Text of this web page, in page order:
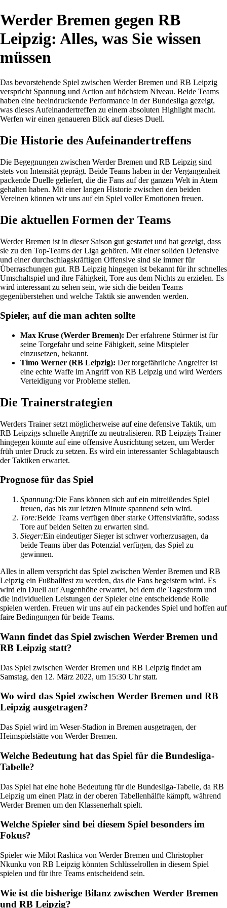
Werder Bremen gegen RB
Leipzig: Alles, was Sie wissen
müssen
Das bevorstehende Spiel zwischen Werder Bremen und RB Leipzig
verspricht Spannung und Action auf höchstem Niveau. Beide Teams
haben eine beeindruckende Performance in der Bundesliga gezeigt,
was dieses Aufeinandertreffen zu einem absoluten Highlight macht.
Werfen wir einen genaueren Blick auf dieses Duell.
Die Historie des Aufeinandertreffens
Die Begegnungen zwischen Werder Bremen und RB Leipzig sind
stets von Intensität geprägt. Beide Teams haben in der Vergangenheit
packende Duelle geliefert, die die Fans auf der ganzen Welt in Atem
gehalten haben. Mit einer langen Historie zwischen den beiden
Vereinen können wir uns auf ein Spiel voller Emotionen freuen.
Die aktuellen Formen der Teams
Werder Bremen ist in dieser Saison gut gestartet und hat gezeigt, dass
sie zu den Top-Teams der Liga gehören. Mit einer soliden Defensive
und einer durchschlagskräftigen Offensive sind sie immer für
Überraschungen gut. RB Leipzig hingegen ist bekannt für ihr schnelles
Umschaltspiel und ihre Fähigkeit, Tore aus dem Nichts zu erzielen. Es
wird interessant zu sehen sein, wie sich die beiden Teams
gegenüberstehen und welche Taktik sie anwenden werden.
Spieler, auf die man achten sollte
Max Kruse (Werder Bremen): Der erfahrene Stürmer ist für
seine Torgefahr und seine Fähigkeit, seine Mitspieler
einzusetzen, bekannt.
Timo Werner (RB Leipzig): Der torgefährliche Angreifer ist
eine echte Waffe im Angriff von RB Leipzig und wird Werders
Verteidigung vor Probleme stellen.
Die Trainerstrategien
Werders Trainer setzt möglicherweise auf eine defensive Taktik, um
RB Leipzigs schnelle Angriffe zu neutralisieren. RB Leipzigs Trainer
hingegen könnte auf eine offensive Ausrichtung setzen, um Werder
früh unter Druck zu setzen. Es wird ein interessanter Schlagabtausch
der Taktiken erwartet.
Prognose für das Spiel
Spannung:Die Fans können sich auf ein mitreißendes Spiel
freuen, das bis zur letzten Minute spannend sein wird.
Tore:Beide Teams verfügen über starke Offensivkräfte, sodass
Tore auf beiden Seiten zu erwarten sind.
Sieger:Ein eindeutiger Sieger ist schwer vorherzusagen, da
beide Teams über das Potenzial verfügen, das Spiel zu
gewinnen.
Alles in allem verspricht das Spiel zwischen Werder Bremen und RB
Leipzig ein Fußballfest zu werden, das die Fans begeistern wird. Es
wird ein Duell auf Augenhöhe erwartet, bei dem die Tagesform und
die individuellen Leistungen der Spieler eine entscheidende Rolle
spielen werden. Freuen wir uns auf ein packendes Spiel und hoffen auf
faire Bedingungen für beide Teams.
Wann findet das Spiel zwischen Werder Bremen und
RB Leipzig statt?
Das Spiel zwischen Werder Bremen und RB Leipzig findet am
Samstag, den 12. März 2022, um 15:30 Uhr statt.
Wo wird das Spiel zwischen Werder Bremen und RB
Leipzig ausgetragen?
Das Spiel wird im Weser-Stadion in Bremen ausgetragen, der
Heimspielstätte von Werder Bremen.
Welche Bedeutung hat das Spiel für die Bundesliga-
Tabelle?
Das Spiel hat eine hohe Bedeutung für die Bundesliga-Tabelle, da RB
Leipzig um einen Platz in der oberen Tabellenhälfte kämpft, während
Werder Bremen um den Klassenerhalt spielt.
Welche Spieler sind bei diesem Spiel besonders im
Fokus?
Spieler wie Milot Rashica von Werder Bremen und Christopher
Nkunku von RB Leipzig könnten Schlüsselrollen in diesem Spiel
spielen und für ihre Teams entscheidend sein.
Wie ist die bisherige Bilanz zwischen Werder Bremen
und RB Leipzig?